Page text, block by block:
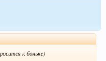
к боньке)